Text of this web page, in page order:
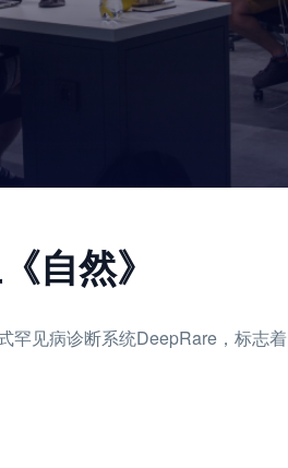
自然》
罕见病诊断系统DeepRare，标志着